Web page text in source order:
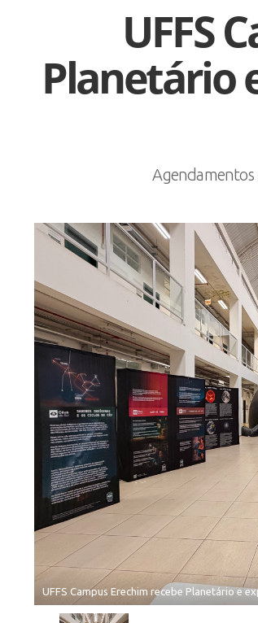
UFFS
Planetário
Agendamentos
UFFS Campus Erechim recebe Planetário e